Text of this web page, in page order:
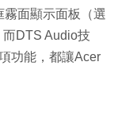
面顯示面板（選
DTS Audio技
功能，都讓Acer